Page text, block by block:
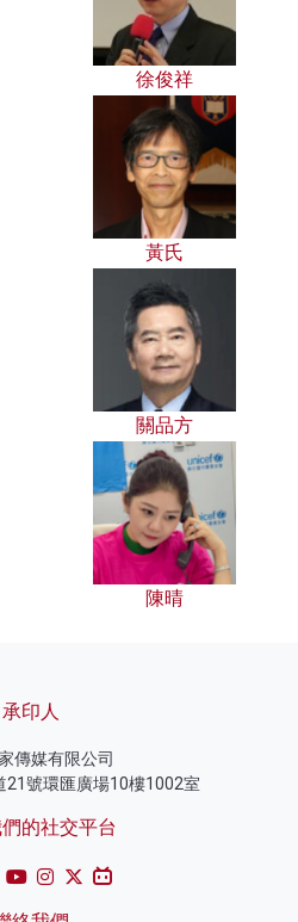
徐俊祥
黃氏
關品方
陳晴
承印人
傳媒有限公司
21號環匯廣場10樓1002室
的社交平台